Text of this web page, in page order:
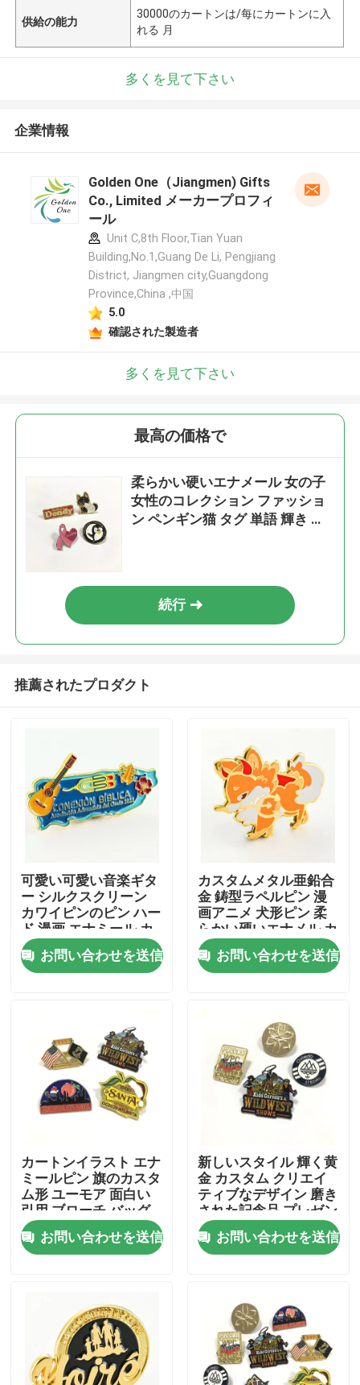
ホーム
製品
企業情報
品質管理
お問い合わせ
見積依頼
金属の折りえりピン
供給の能力
30000のカートンは/每にカートンに入
れる 月
多くを見て下さい
企業情報
Golden One（Jiangmen) Gifts
Co., Limited メーカープロフィ
ール
Unit C,8th Floor,Tian Yuan
Building,No.1,Guang De Li, Pengjiang
District, Jiangmen city,Guangdong
Province,China ,中国
5.0
確認された製造者
多くを見て下さい
最高の価格で
柔らかい硬いエナメール 女の子
女性のコレクション ファッショ
ン ペンギン猫 タグ 単語 輝き リ
続行
推薦されたプロダクト
可愛い可愛い音楽ギタ
ー シルクスクリーン
カワイピンのピン ハー
ド 漫画 エナミール カ
スタムピン ベッジ 子
供のための贈り物
お問い合わせを送信
カスタムメタル亜鉛合
金 鋳型ラペルピン 漫
画アニメ 犬形ピン 柔
らかい硬いエナメル カ
スタムピンバッジ
お問い合わせを送信
カートンイラスト エナ
ミールピン 旗のカスタ
ム形 ユーモア 面白い
引用 ブローチ バッグ
着物 ラペル ピン バッ
ジ お問い合わせを送信
新しいスタイル 輝く黄
金 カスタム クリエイ
ティブなデザイン 磨き
された記念品 プレゼン
ト メタル ヴィンテー
ジシャツ ラペル ピン
ブローチ
お問い合わせを送信